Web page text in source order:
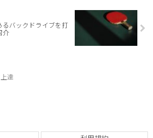
バックドライブを打
介
達